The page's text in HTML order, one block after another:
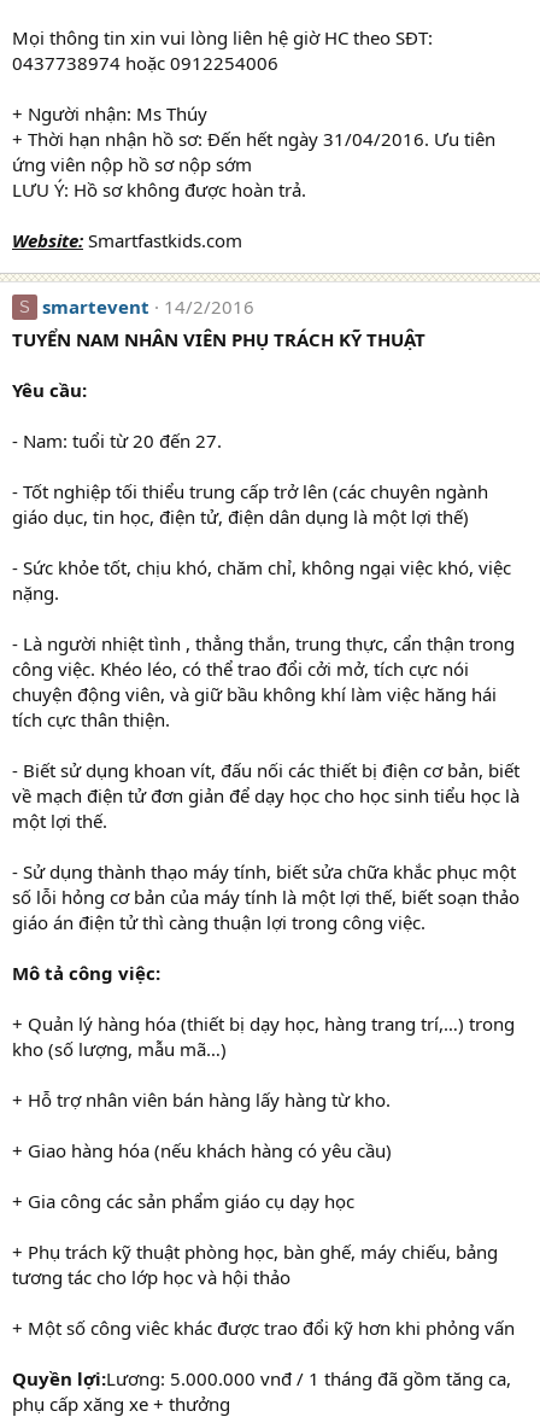
Mọi thông tin xin vui lòng liên hệ giờ HC theo SĐT:
0437738974 hoặc 0912254006
+ Người nhận: Ms Thúy
+ Thời hạn nhận hồ sơ: Đến hết ngày 31/04/2016. Ưu tiên
ứng viên nộp hồ sơ nộp sớm
LƯU Ý: Hồ sơ không được hoàn trả.
Website: Smartfastkids.com
S smartevent
14/2/2016
TUYỂN NAM NHÂN VIÊN PHỤ TRÁCH KỸ THUẬT
Yêu cầu:
- Nam: tuổi từ 20 đến 27.
- Tốt nghiệp tối thiểu trung cấp trở lên (các chuyên ngành
giáo dục, tin học, điện tử, điện dân dụng là một lợi thế)
- Sức khỏe tốt, chịu khó, chăm chỉ, không ngại việc khó, việc
nặng.
- Là người nhiệt tình , thẳng thắn, trung thực, cẩn thận trong
công việc. Khéo léo, có thể trao đổi cởi mở, tích cực nói
chuyện động viên, và giữ bầu không khí làm việc hăng hái
tích cực thân thiện.
- Biết sử dụng khoan vít, đấu nối các thiết bị điện cơ bản, biết
về mạch điện tử đơn giản để dạy học cho học sinh tiểu học là
một lợi thế.
- Sử dụng thành thạo máy tính, biết sửa chữa khắc phục một
số lỗi hỏng cơ bản của máy tính là một lợi thế, biết soạn thảo
giáo án điện tử thì càng thuận lợi trong công việc.
Mô tả công việc:
+ Quản lý hàng hóa (thiết bị dạy học, hàng trang trí,…) trong
kho (số lượng, mẫu mã…)
+ Hỗ trợ nhân viên bán hàng lấy hàng từ kho.
+ Giao hàng hóa (nếu khách hàng có yêu cầu)
+ Gia công các sản phẩm giáo cụ dạy học
+ Phụ trách kỹ thuật phòng học, bàn ghế, máy chiếu, bảng
tương tác cho lớp học và hội thảo
+ Một số công viêc khác được trao đổi kỹ hơn khi phỏng vấn
Quyền lợi:Lương: 5.000.000 vnđ / 1 tháng đã gồm tăng ca,
phụ cấp xăng xe + thưởng